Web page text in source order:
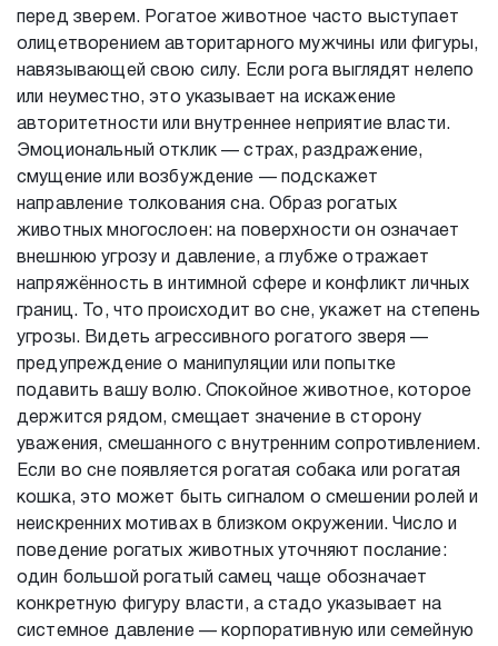
перед зверем. Рогатое животное часто выступает
олицетворением авторитарного мужчины или фигуры,
навязывающей свою силу. Если рога выглядят нелепо
или неуместно, это указывает на искажение
авторитетности или внутреннее неприятие власти.
Эмоциональный отклик — страх, раздражение,
смущение или возбуждение — подскажет
направление толкования сна. Образ рогатых
животных многослоен: на поверхности он означает
внешнюю угрозу и давление, а глубже отражает
напряжённость в интимной сфере и конфликт личных
границ. То, что происходит во сне, укажет на степень
угрозы. Видеть агрессивного рогатого зверя —
предупреждение о манипуляции или попытке
подавить вашу волю. Спокойное животное, которое
держится рядом, смещает значение в сторону
уважения, смешанного с внутренним сопротивлением.
Если во сне появляется рогатая собака или рогатая
кошка, это может быть сигналом о смешении ролей и
неискренних мотивах в близком окружении. Число и
поведение рогатых животных уточняют послание:
один большой рогатый самец чаще обозначает
конкретную фигуру власти, а стадо указывает на
системное давление — корпоративную или семейную